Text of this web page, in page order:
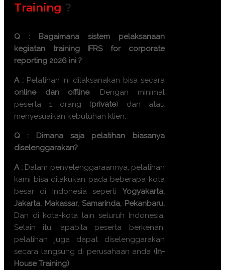
Training ?
Q : Bagaimana sistem pelaksanaan
kegiatan training IFRS for corporate
reporting 2026 ini ?
A :Pelatihan ini dilaksanakan bisa secara
online dan offline. Dengan minimal
peserta 1 orang (private) dan atau
menyesuaikan kebutuhan klien.
Q : Dimana saja pelatihan biasanya
diselenggarakan?
A : Dalam penyelenggaraannya, pelatihan
kami bisa dilakukan pada beberapa kota
besar di Indonesia seperti Yogyakarta,
Jakarta, Makassar, Samarinda, Pekanbaru.
Dan di kota-kota lain seluruh Indonesia.
Selain itu, apabila peserta berkenan,
pelatihan juga dapat diselenggarakan
secara langsung di perusahaan anda (In-
House Training).